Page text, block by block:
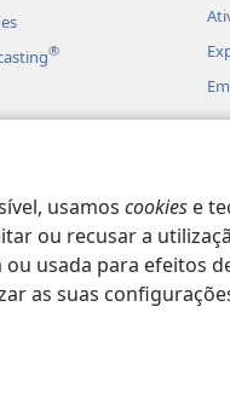
usamos cookies e
ou recusar a
usada para efeitos
as suas
®
em Áudio
da Bíblia
Society of Pennsylvania.